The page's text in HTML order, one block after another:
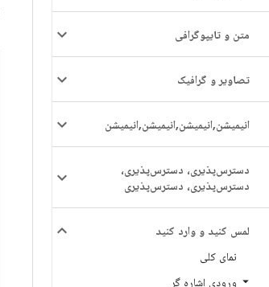
متن و تایپوگرافی
تصاویر و گرافیک
انیمیشن,انیمیشن,انیمیشن,انیمیشن
دسترس‌پذیری، دسترس‌پذیری،
دسترس‌پذیری، دسترس‌پذیری
لمس کنید و وارد کنید
نمای کلی
ورودی اشاره گر